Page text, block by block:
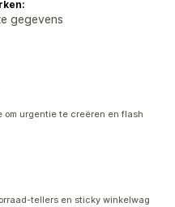
gegevens
om urgentie te creëren en flash
tellers en sticky winkelwag